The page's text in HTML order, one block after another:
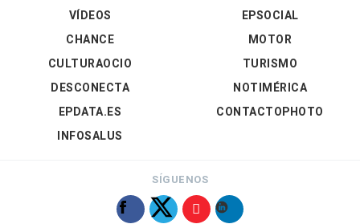
VÍDEOS
EPSOCIAL
CHANCE
CULTURAOCIO
DESCONECTA
EPDATA.ES
INFOSALUS
MOTOR
TURISMO
NOTIMÉRICA
CONTACTOPHOTO
SÍGUENOS